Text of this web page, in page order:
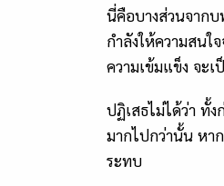
นี่คือบางส่วนจากบ
กำลังให้ความสนใ
ความเข้มแข็ง จะ
ปฏิเสธไม่ได้ว่า ทั้
มากไปกว่านั้น หา
ระทบ